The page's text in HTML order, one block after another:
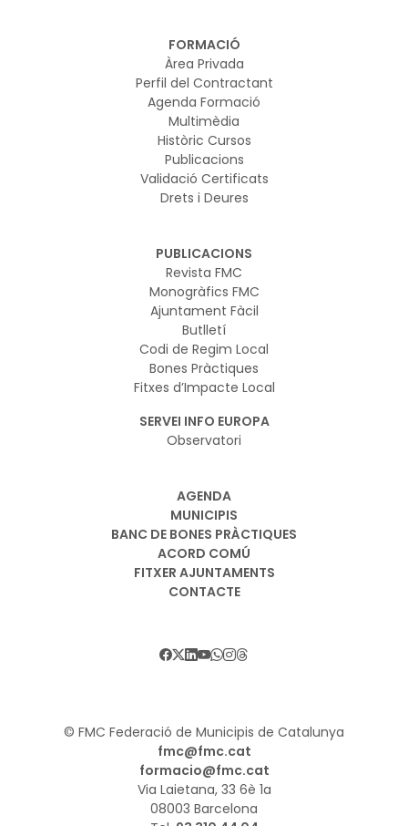
FORMACIÓ
Àrea Privada
Perfil del Contractant
Agenda Formació
Multimèdia
Històric Cursos
Publicacions
Validació Certificats
Drets i Deures
PUBLICACIONS
Revista FMC
Monogràfics FMC
Ajuntament Fàcil
Butlletí
Codi de Regim Local
Bones Pràctiques
Fitxes d’Impacte Local
SERVEI INFO EUROPA
Observatori
AGENDA
MUNICIPIS
BANC DE BONES PRÀCTIQUES
ACORD COMÚ
FITXER AJUNTAMENTS
CONTACTE
© FMC Federació de Municipis de Catalunya
fmc@fmc.cat
formacio@fmc.cat
Via Laietana, 33 6è 1a
08003 Barcelona